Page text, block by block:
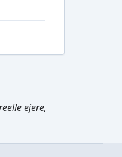
ejere,